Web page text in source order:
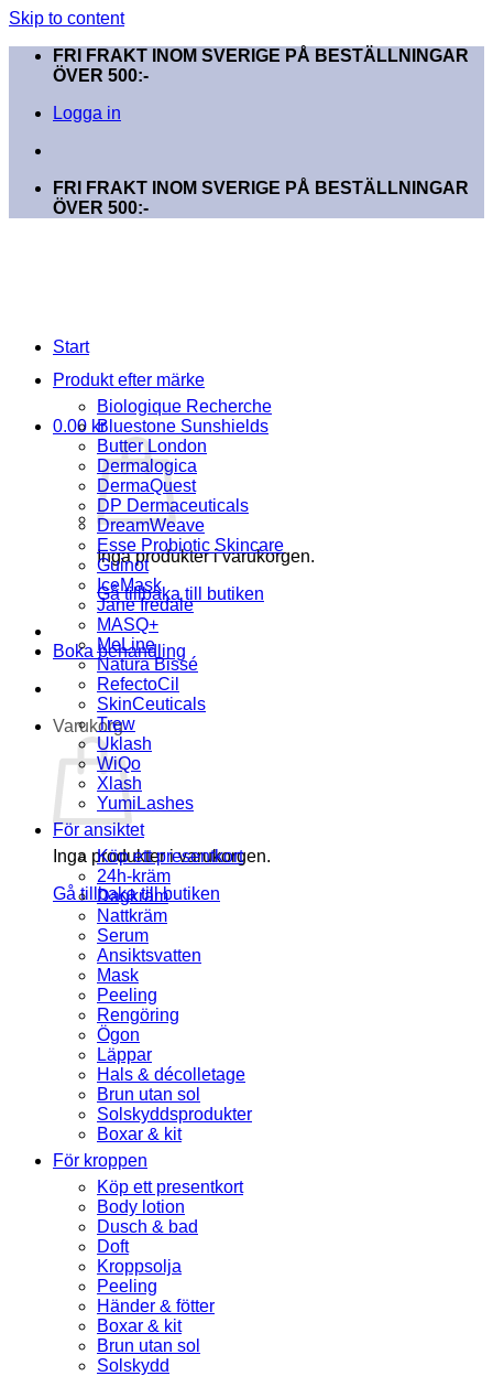
Skip to content
FRI FRAKT INOM SVERIGE PÅ BESTÄLLNINGAR
ÖVER 500:-
Logga in
FRI FRAKT INOM SVERIGE PÅ BESTÄLLNINGAR
ÖVER 500:-
0.00 kr
Inga produkter i varukorgen.
Gå tillbaka till butiken
Boka behandling
Varukorg
Inga produkter i varukorgen.
Gå tillbaka till butiken
Start
Produkt efter märke
Biologique Recherche
Bluestone Sunshields
Butter London
Dermalogica
DermaQuest
DP Dermaceuticals
DreamWeave
Esse Probiotic Skincare
Guinot
IceMask
Jane Iredale
MASQ+
MeLine
Natura Bissé
RefectoCil
SkinCeuticals
Trew
Uklash
WiQo
Xlash
YumiLashes
För ansiktet
Köp ett presentkort
24h-kräm
Dagkräm
Nattkräm
Serum
Ansiktsvatten
Mask
Peeling
Rengöring
Ögon
Läppar
Hals & décolletage
Brun utan sol
Solskyddsprodukter
Boxar & kit
För kroppen
Köp ett presentkort
Body lotion
Dusch & bad
Doft
Kroppsolja
Peeling
Händer & fötter
Boxar & kit
Brun utan sol
Solskydd